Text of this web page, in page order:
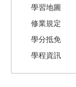
學習地圖
修業規定
學分抵免
學程資訊